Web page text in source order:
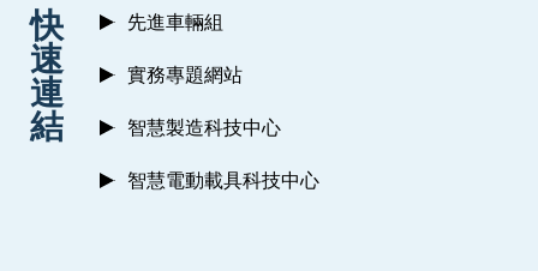
快
速
連
結
先進車輛組
實務專題網站
智慧製造科技中心
智慧電動載具科技中心